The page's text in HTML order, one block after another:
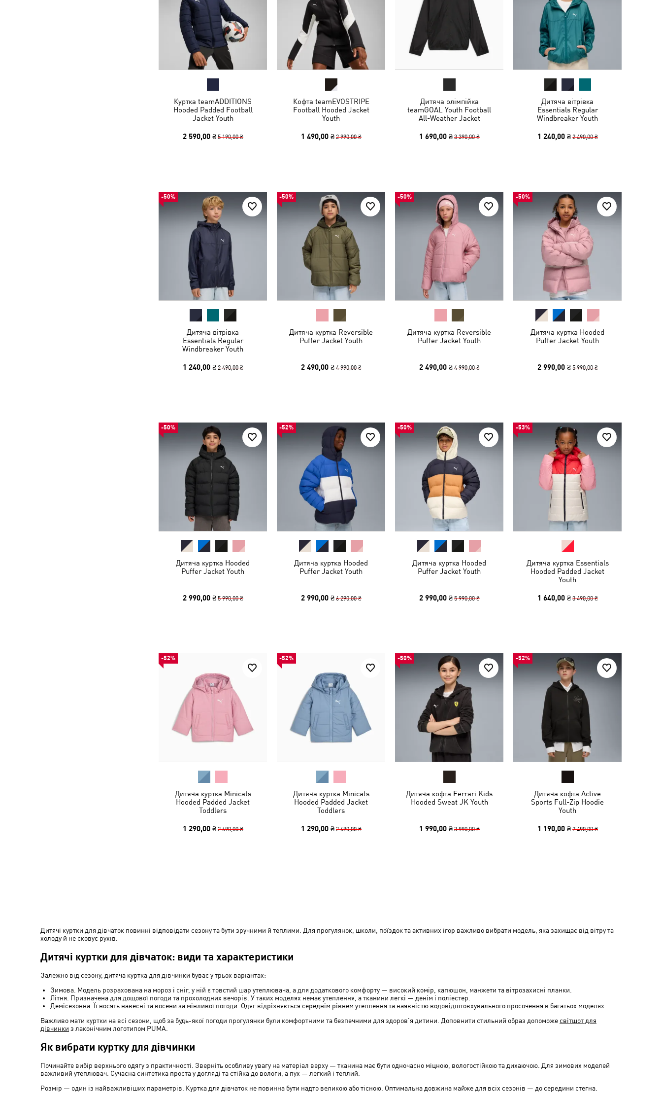
Куртка teamADDITIONS
Hooded Padded Football
Jacket Youth
2 590,00 ₴ 5 190,00 ₴
Кофта teamEVOSTRIPE
Football Hooded Jacket
Youth
1 490,00 ₴ 2 990,00 ₴
Дитяча олімпійка
teamGOAL Youth Football
All-Weather Jacket
1 690,00 ₴ 3 390,00 ₴
Дитяча вітрівка
Essentials Regular
Windbreaker Youth
1 240,00 ₴ 2 490,00 ₴
-50%
Дитяча вітрівка
Essentials Regular
Windbreaker Youth
1 240,00 ₴ 2 490,00 ₴
-50%
Дитяча куртка Reversible
Puffer Jacket Youth
2 490,00 ₴ 4 990,00 ₴
-50%
Дитяча куртка Reversible
Puffer Jacket Youth
2 490,00 ₴ 4 990,00 ₴
-50%
Дитяча куртка Hooded
Puffer Jacket Youth
2 990,00 ₴ 5 990,00 ₴
-50%
Дитяча куртка Hooded
Puffer Jacket Youth
2 990,00 ₴ 5 990,00 ₴
-52%
Дитяча куртка Hooded
Puffer Jacket Youth
2 990,00 ₴ 6 290,00 ₴
-50%
Дитяча куртка Hooded
Puffer Jacket Youth
2 990,00 ₴ 5 990,00 ₴
-53%
Дитяча куртка Essentials
Hooded Padded Jacket
Youth
1 640,00 ₴ 3 490,00 ₴
-52%
Дитяча куртка Minicats
Hooded Padded Jacket
Toddlers
1 290,00 ₴ 2 690,00 ₴
-52%
Дитяча куртка Minicats
Hooded Padded Jacket
Toddlers
1 290,00 ₴ 2 690,00 ₴
-50%
Дитяча кофта Ferrari Kids
Hooded Sweat JK Youth
1 990,00 ₴ 3 990,00 ₴
-52%
Дитяча кофта Active
Sports Full-Zip Hoodie
Youth
1 190,00 ₴ 2 490,00 ₴
Дитячі куртки для дівчаток повинні відповідати сезону та бути зручними й теплими. Для прогулянок, школи, поїздок та активних ігор важливо вибрати модель, яка захищає від вітру та
холоду й не сковує рухів.
Дитячі куртки для дівчаток: види та характеристики
Залежно від сезону, дитяча куртка для дівчинки буває у трьох варіантах:
Зимова. Модель розрахована на мороз і сніг, у ній є товстий шар утеплювача, а для додаткового комфорту — високий комір, капюшон, манжети та вітрозахисні планки.
Літня. Призначена для дощової погоди та прохолодних вечорів. У таких моделях немає утеплення, а тканини легкі — денім і поліестер.
Демісезонна. Її носять навесні та восени за мінливої погоди. Одяг відрізняється середнім рівнем утеплення та наявністю водовідштовхувального просочення в багатьох моделях.
Важливо мати куртки на всі сезони, щоб за будь-якої погоди прогулянки були комфортними та безпечними для здоров’я дитини. Доповнити стильний образ допоможе світшот для
дівчинки з лаконічним логотипом PUMA.
Як вибрати куртку для дівчинки
Починайте вибір верхнього одягу з практичності. Зверніть особливу увагу на матеріал верху — тканина має бути одночасно міцною, вологостійкою та дихаючою. Для зимових моделей
важливий утеплювач. Сучасна синтетика проста у догляді та стійка до вологи, а пух — легкий і теплий.
Розмір — один із найважливіших параметрів. Куртка для дівчаток не повинна бути надто великою або тісною. Оптимальна довжина майже для всіх сезонів — до середини стегна.